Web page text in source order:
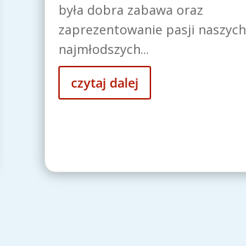
była dobra zabawa oraz
zaprezentowanie pasji naszych
najmłodszych...
czytaj dalej